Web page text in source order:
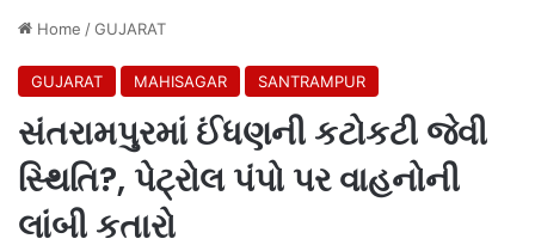
Home /GUJARAT
GUJARAT MAHISAGAR SANTRAMPUR
સંતરામપુરમાં ઈંધણની કટોકટી જેવી
સ્થિતિ?, પેટ્રોલ પંપો પર વાહનોની
લાંબી કતારો